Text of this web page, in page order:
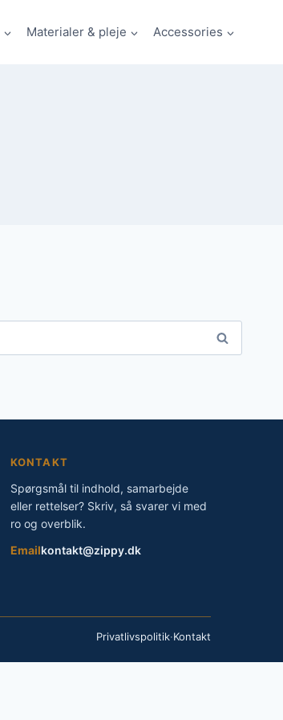
Materialer & pleje Accessories
KONTAKT
Spørgsmål til indhold, samarbejde
eller rettelser? Skriv, så svarer vi med
ro og overblik.
Emailkontakt@zippy.dk
Privatlivspolitik·Kontakt